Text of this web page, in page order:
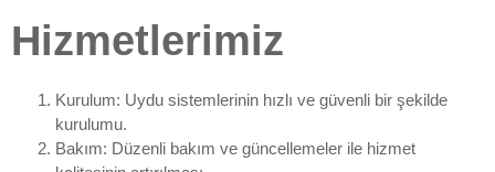
Hizmetlerimiz
Kurulum: Uydu sistemlerinin hızlı ve güvenli bir şekilde
kurulumu.
Bakım: Düzenli bakım ve güncellemeler ile hizmet